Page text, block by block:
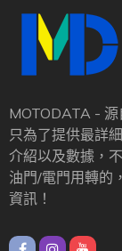
MOTODATA -
只為了提供最詳
介紹以及數據，
油門/電門用轉的
資訊！